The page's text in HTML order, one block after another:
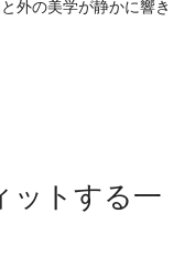
外の美学が静かに響き
ットする一